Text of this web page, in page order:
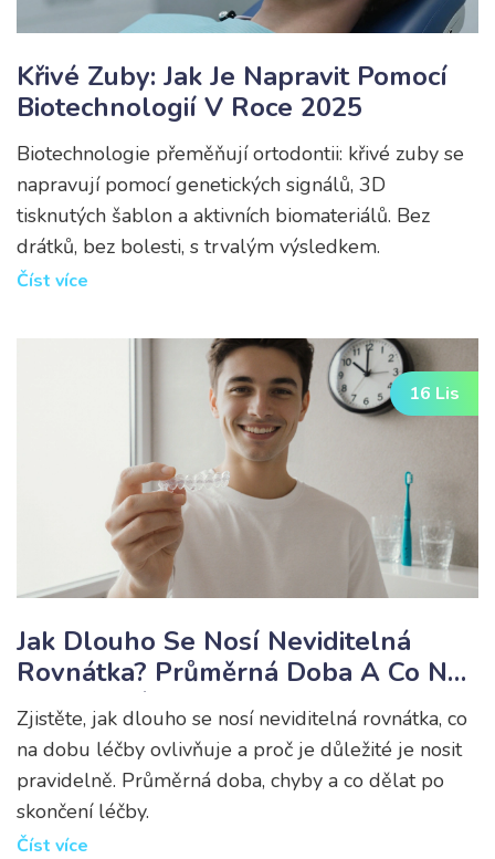
Křivé Zuby: Jak Je Napravit Pomocí
Biotechnologií V Roce 2025
Biotechnologie přeměňují ortodontii: křivé zuby se
napravují pomocí genetických signálů, 3D
tisknutých šablon a aktivních biomateriálů. Bez
drátků, bez bolesti, s trvalým výsledkem.
Číst více
16 Lis
Jak Dlouho Se Nosí Neviditelná
Rovnátka? Průměrná Doba A Co Na
To Vliv Má
Zjistěte, jak dlouho se nosí neviditelná rovnátka, co
na dobu léčby ovlivňuje a proč je důležité je nosit
pravidelně. Průměrná doba, chyby a co dělat po
skončení léčby.
Číst více